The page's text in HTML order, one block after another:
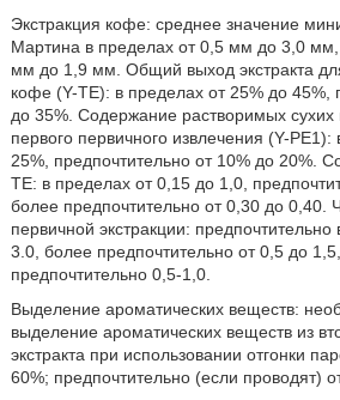
Экстракция кофе: среднее значение
Мартина в пределах от 0,5 мм до 3,0 мм,
мм до 1,9 мм. Общий выход экстракта
кофе (Y-TE): в пределах от 25% до 45%,
до 35%. Содержание растворимых
первого первичного извлечения (Y-
25%, предпочтительно от 10% до 20%.
TE: в пределах от 0,15 до 1,0,
более предпочтительно от 0,30 до 0,40.
первичной экстракции:
3.0, более предпочтительно от 0,5 до
предпочтительно 0,5-1,0.
Выделение ароматических веществ:
выделение ароматических веществ из
экстракта при использовании отгонки
60%; предпочтительно (если проводят)